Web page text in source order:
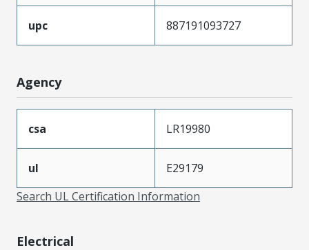
upc 887191093727
Agency
csa LR19980
ul
E29179
Search UL Certification Information
Electrical